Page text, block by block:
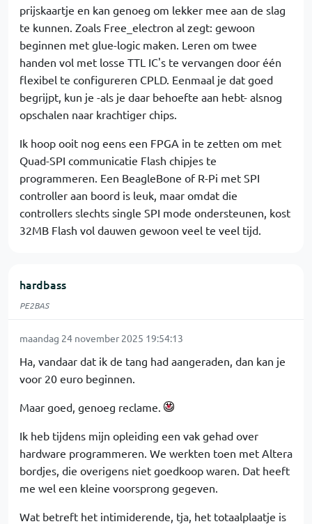
prijskaartje en kan genoeg om lekker mee aan de slag
te kunnen. Zoals Free_electron al zegt: gewoon
beginnen met glue-logic maken. Leren om twee
handen vol met losse TTL IC's te vervangen door één
flexibel te configureren CPLD. Eenmaal je dat goed
begrijpt, kun je -als je daar behoefte aan hebt- alsnog
opschalen naar krachtiger chips.
Ik hoop ooit nog eens een FPGA in te zetten om met
Quad-SPI communicatie Flash chipjes te
programmeren. Een BeagleBone of R-Pi met SPI
controller aan boord is leuk, maar omdat die
controllers slechts single SPI mode ondersteunen, kost
32MB Flash vol dauwen gewoon veel te veel tijd.
hardbass
PE2BAS
maandag 24 november 2025 19:54:13
Ha, vandaar dat ik de tang had aangeraden, dan kan je
voor 20 euro beginnen.
Maar goed, genoeg reclame.
Ik heb tijdens mijn opleiding een vak gehad over
hardware programmeren. We werkten toen met Altera
bordjes, die overigens niet goedkoop waren. Dat heeft
me wel een kleine voorsprong gegeven.
Wat betreft het intimiderende, tja, het totaalplaatje is